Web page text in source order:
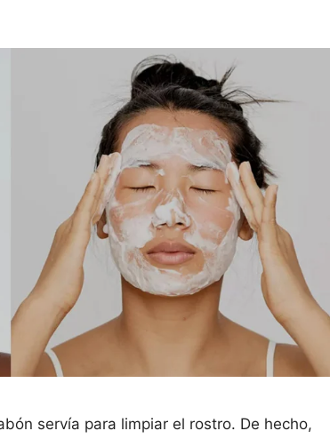
servía para limpiar el rostro. De hecho,